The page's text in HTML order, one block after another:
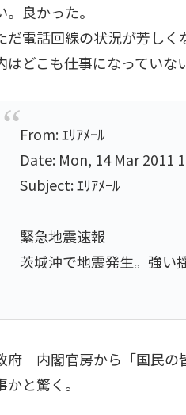
。良かった。
だ電話回線の状況が芳し
はどこも仕事になっていな
From: ｴﾘｱﾒｰﾙ
Date: Mon, 14 Mar 2011
Subject: ｴﾘｱﾒｰﾙ
緊急地震速報
茨城沖で地震発生。強い
府 内閣官房から「国民の
かと驚く。